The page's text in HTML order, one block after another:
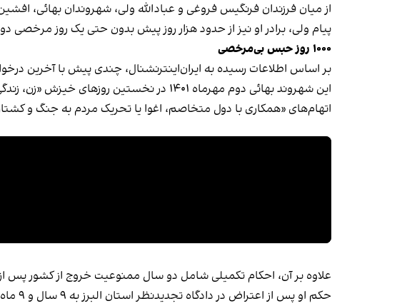
از میان فرزندان فرنگیس فروغی و عبادالله ولی، شهروندان بهائی، افشین ولی در سال ۱۳۶۹ قربانی نفرت‌پراکنی جمهوری اسلامی علیه
پیام ولی، برادر او نیز از حدود هزار روز پیش بدون حتی یک روز
۱۰۰۰ روز حبس بی‌مرخصی
بر اساس اطلاعات رسیده به ایران‌اینترنشنال، چندی پیش با آخرین
اتهام‌های «همکاری با دول متخاصم، اغوا یا تحریک مردم به جنگ و کشتار با یکدیگر و
علاوه بر آن، احکام تکمیلی شامل دو سال ممنوعیت خروج از کشور پس
حکم او پس از اعتراض در دادگاه تجدیدنظر استان البرز به ۹ سال و ۹ ماه حبس کاهش یافت و در نهایت شش سال زندان قابل اجرا در پرونده‌اش ثبت شد.